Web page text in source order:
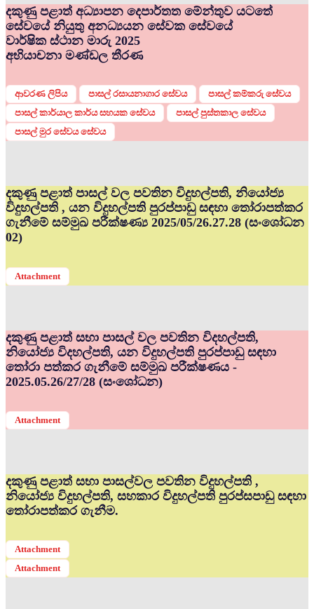
දකුණු පළාත් අධ්‍යාපන දෙපාර්තත මේන්තුව යටතේ
සේවයේ නියුතු අනධ්‍යයන සේවක සේවයේ
වාර්ෂික ස්ථාන මාරු 2025
අභියාචනා මණ්ඩල තීරණ
ආවරණ ලිපිය පාසල් රසායනාගාර සේවය
පාසල් කම්කරු සේවය
පාසල් කාර්යාල කාර්ය සහයක සේවය
පාසල් පුස්තකාල සේවය
පාසල් මුර සේවය සේවය
දකුණු පළාත් පාසල් වල පවතින විදුහල්පති, නියෝජ්‍ය
විදුහල්පති , යන විදුහල්පති පුරප්පාඩු සඳහා තෝරාපත්කර
ගැනීමේ සම්මුඛ පරීක්ෂණ්‍ය 2025/05/26.27.28 (සංශෝධන
02)
Attachment
දකුණු පළාත් සභා පාසල් වල පවතින විදහල්පති,
නියෝජ්‍ය විදහල්පති, යන විදුහල්පති පුරප්පාඩු සඳහා
තෝරා පත්කර ගැනීමේ සම්මුඛ පරීක්ෂණය -
2025.05.26/27/28 (සංශෝධන)
Attachment
දකුණු පළාත් සභා පාසල්වල පවතින විදුහල්පති ,
නියෝජ්‍ය විදුහල්පති, සහකාර විදුහල්පති පුරප්සපාඩු සඳහා
තෝරාපත්කර ගැනීම.
Attachment
Attachment